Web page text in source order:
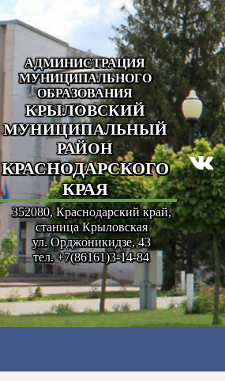
АДМИНИСТРАЦИЯ
МУНИЦИПАЛЬНОГО
ОБРАЗОВАНИЯ
КРЫЛОВСКИЙ
МУНИЦИПАЛЬНЫЙ
РАЙОН
КРАСНОДАРСКОГО
КРАЯ
352080, Краснодарский край,
станица Крыловская
ул. Орджоникидзе, 43
тел. +7(86161)3-14-84